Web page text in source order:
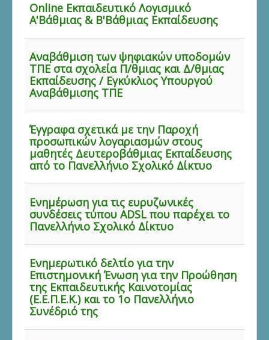
Online Εκπαιδευτικό Λογισμικό
Α'Βάθμιας & Β'Βάθμιας Εκπαίδευσης
Αναβάθμιση των ψηφιακών υποδομών
ΤΠΕ στα σχολεία Π/θμιας και Δ/θμιας
Εκπαίδευσης / Εγκύκλιος Υπουργού
Αναβάθμισης ΤΠΕ
Έγγραφα σχετικά με την Παροχή
προσωπικών λογαριασμών στους
μαθητές Δευτεροβάθμιας Εκπαίδευσης
από το Πανελλήνιο Σχολικό Δίκτυο
Ενημέρωση για τις ευρυζωνικές
συνδέσεις τύπου ADSL που παρέχει το
Πανελλήνιο Σχολικό Δίκτυο
Ενημερωτικό δελτίο για την
Επιστημονική Ένωση για την Προώθηση
της Εκπαιδευτικής Καινοτομίας
(Ε.Ε.Π.Ε.Κ.) και το 1ο Πανελλήνιο
Συνέδριό της